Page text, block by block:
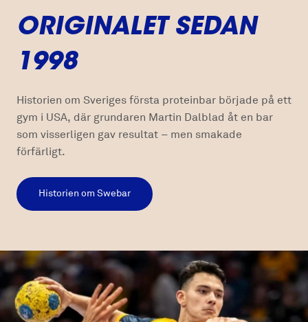
ORIGINALET SEDAN
1998
Historien om Sveriges första proteinbar började på ett
gym i USA, där grundaren Martin Dalblad åt en bar
som visserligen gav resultat – men smakade
förfärligt.
Historien om Swebar